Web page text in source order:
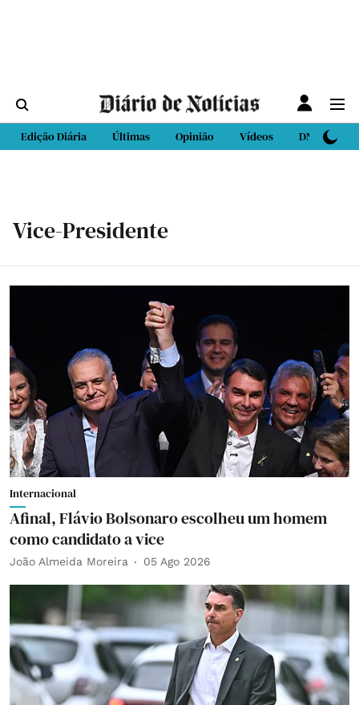
Edição Diária Últimas Opinião Vídeos DN Sport
Vice-Presidente
Internacional
Afinal, Flávio Bolsonaro escolheu um homem
como candidato a vice
João Almeida Moreira 05 Ago 2026